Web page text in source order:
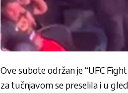
Ove subote održan je “UFC
za tučnjavom se preselila i u